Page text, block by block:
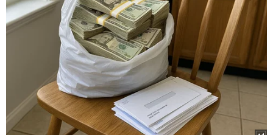
Theo dõi VietnamPlus